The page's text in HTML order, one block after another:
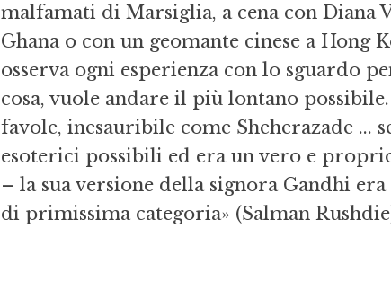
malfamati di Marsiglia, a cena con Diana
Ghana o con un geomante cinese a Hong
osserva ogni esperienza con lo sguardo
cosa, vuole andare il più lontano
favole, inesauribile come Sheherazade
esoterici possibili ed era un vero e
– la sua versione della signora Gandhi
di primissima categoria» (Salman